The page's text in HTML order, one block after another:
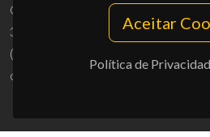
Aceitar
Política de
Campus Universitário de Santiago
3810-193 Aveiro - Portugal
(+351) 234 370 200
ciceco@ua.pt